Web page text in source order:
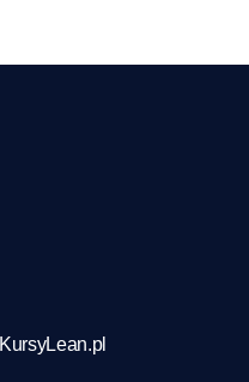
KursyLean.pl